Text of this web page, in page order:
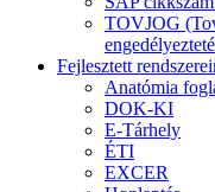
TOVJOG
Fejlesztett
Anatómia
DOK-KI
E-Tárhely
ÉTI
EXCER